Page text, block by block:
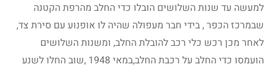
למעשה עד שנות השלושים הובלו כדי החלב מהרפת הקטנה
שבמרכז הכפר , בידי חבר מעפולה שהיה לו אופנוע עם סירת צד,
לאחר מכן רכש כלי רכב להובלת החלב, ומשנות השלושים
הועמסו כדי החלב על רכבת החלב,במאי 1948 ,שוב החלו לשנע